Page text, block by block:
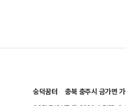
숭덕꿈터 충북 충주시 금가면